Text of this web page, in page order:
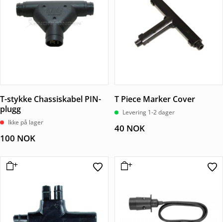
T-stykke Chassiskabel PIN-
plugg
Ikke på lager
100 NOK
T Piece Marker Cover
Levering 1-2 dager
40 NOK